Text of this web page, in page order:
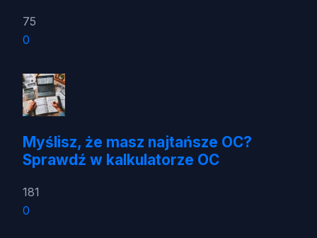
75
0
Myślisz, że masz najtańsze OC?
Sprawdź w kalkulatorze OC
181
0